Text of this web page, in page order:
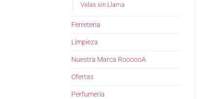
Velas sin Llama
Ferreteria
Limpieza
Nuestra Marca RoooooA
Ofertas
Perfumeria